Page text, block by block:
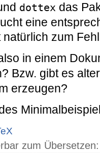
dottex das
eine
zum
in einem
Bzw. gibt es
erzeugen?
zum Übersetzen: